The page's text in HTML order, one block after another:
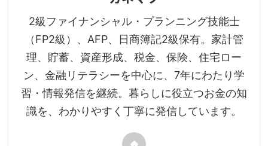
2級ファイナンシャル・プランニング技能士
（FP2級）、AFP、日商簿記2級保有。家計管
理、貯蓄、資産形成、税金、保険、住宅ロー
ン、金融リテラシーを中心に、7年にわたり学
習・情報発信を継続。暮らしに役立つお金の知
識を、わかりやすく丁寧に発信しています。